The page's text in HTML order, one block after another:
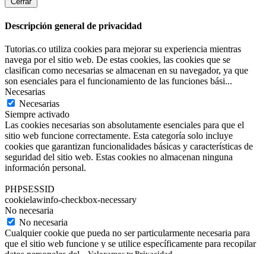
Descripción general de privacidad
Tutorias.co utiliza cookies para mejorar su experiencia mientras
navega por el sitio web. De estas cookies, las cookies que se
clasifican como necesarias se almacenan en su navegador, ya que
son esenciales para el funcionamiento de las funciones bási...
Necesarias
Necesarias
Siempre activado
Las cookies necesarias son absolutamente esenciales para que el
sitio web funcione correctamente. Esta categoría solo incluye
cookies que garantizan funcionalidades básicas y características de
seguridad del sitio web. Estas cookies no almacenan ninguna
información personal.
PHPSESSID
cookielawinfo-checkbox-necessary
No necesaria
No necesaria
Cualquier cookie que pueda no ser particularmente necesaria para
que el sitio web funcione y se utilice específicamente para recopilar